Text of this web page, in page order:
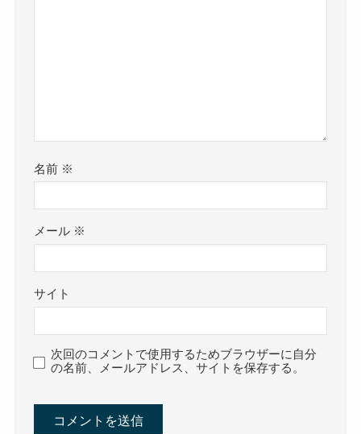
名前 ※
メール ※
サイト
次回のコメントで使用するためブラウザーに自分
の名前、メールアドレス、サイトを保存する。